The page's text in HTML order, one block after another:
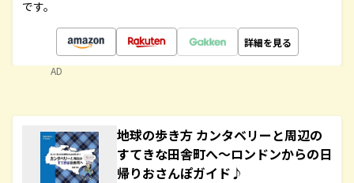
です。
詳細を見る
AD
地球の歩き方 カンタベリーと周辺の
すてきな田舎町へ～ロンドンからの日
帰りおさんぽガイド♪